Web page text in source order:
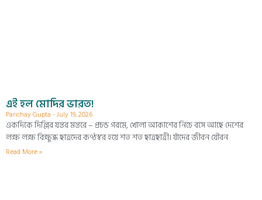
এই হল মোদির ভারত!
Parichay Gupta July 19, 2026
একদিকে দিল্লির যন্তর মন্তরে – প্রচন্ড গরমে, খোলা আকাশের নিচে বসে আছে দেশের
লক্ষ লক্ষ বিক্ষুব্ধ ছাত্রদের কণ্ঠস্বর হয়ে শত শত ছাত্রছাত্রী। যাঁদের জীবন যৌবন
Read More »